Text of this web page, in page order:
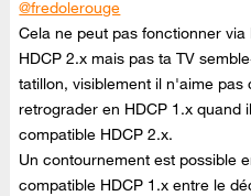
@fredolerouge
Cela ne peut pas fonctionner
HDCP 2.x mais pas ta TV
tatillon, visiblement il n'aime
retrograder en HDCP 1.x quand
compatible HDCP 2.x.
Un contournement est possible
compatible HDCP 1.x entre le